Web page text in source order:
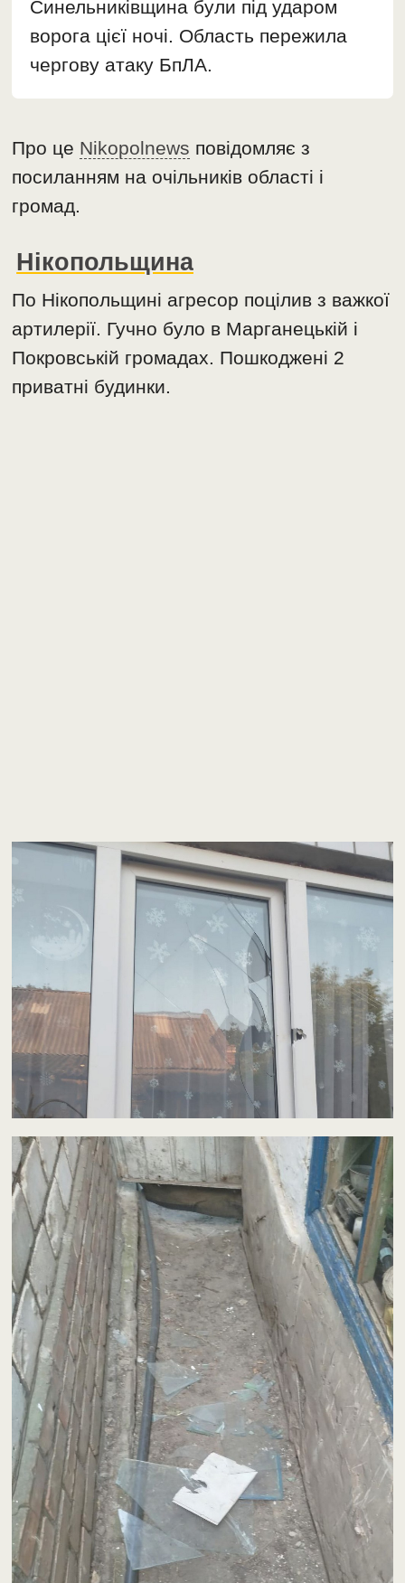
Синельниківщина були під ударом
ворога цієї ночі. Область пережила
чергову атаку БпЛА.
Про це Nikopolnews повідомляє з
посиланням на очільників області і
громад.
Нікопольщина
По Нікопольщині агресор поцілив з важкої
артилерії. Гучно було в Марганецькій і
Покровській громадах. Пошкоджені 2
приватні будинки.